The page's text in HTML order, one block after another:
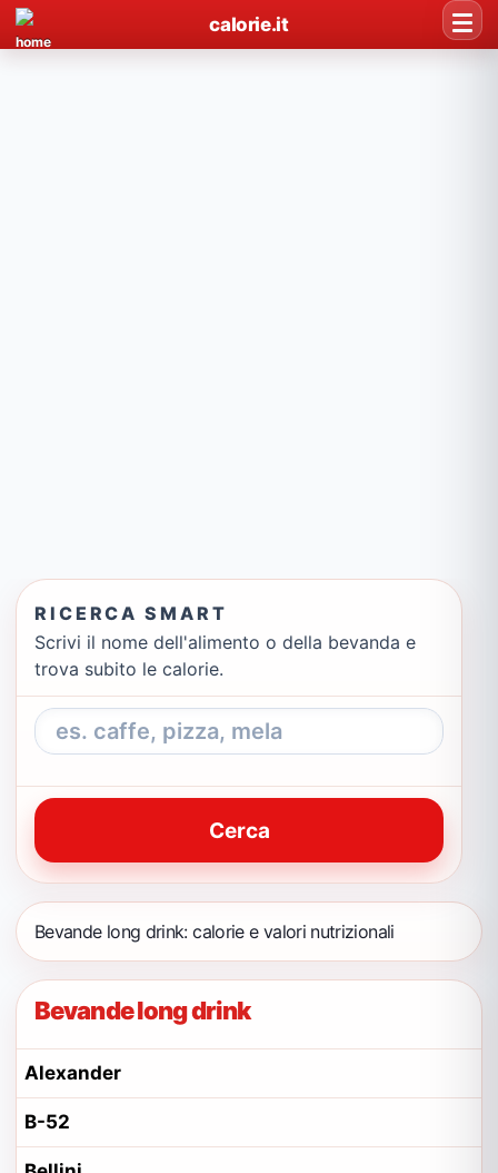
calorie.it
RICERCA SMART
Scrivi il nome dell'alimento o della bevanda e
trova subito le calorie.
Cerca
Bevande long drink: calorie e valori nutrizionali
Bevande long drink
Alexander
B-52